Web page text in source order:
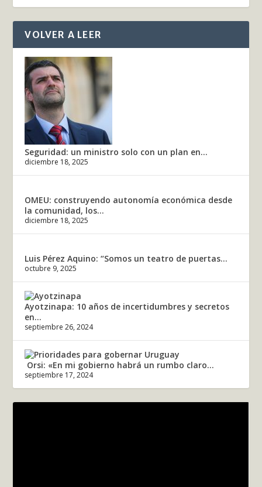
VOLVER A LEER
Seguridad: un ministro solo con un plan en...
diciembre 18, 2025
OMEU: construyendo autonomía económica desde
la comunidad, los...
diciembre 18, 2025
Luis Pérez Aquino: “Somos un teatro de puertas...
octubre 9, 2025
Ayotzinapa: 10 años de incertidumbres y secretos
en...
septiembre 26, 2024
Orsi: «En mi gobierno habrá un rumbo claro...
septiembre 17, 2024